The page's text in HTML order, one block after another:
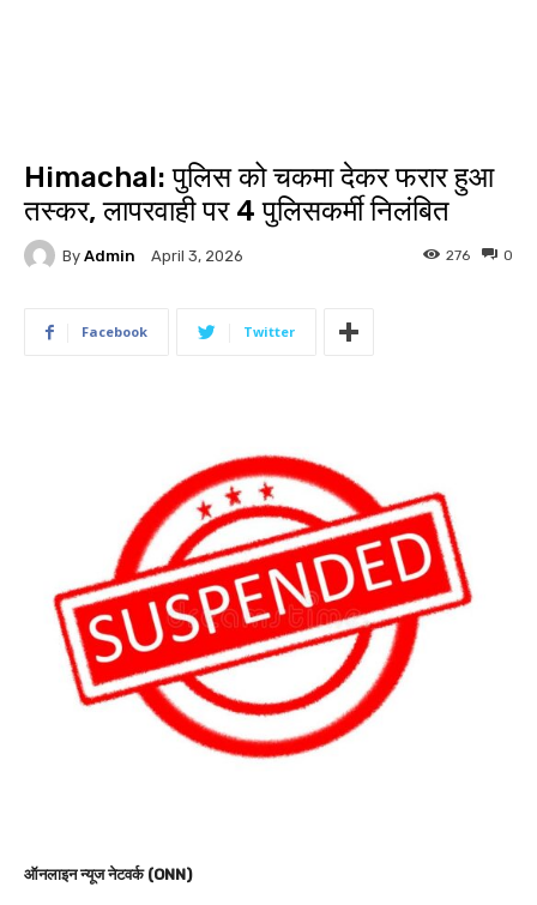
Himachal: पुलिस को चकमा देकर फरार हुआ
तस्कर, लापरवाही पर 4 पुलिसकर्मी निलंबित
By Admin April 3, 2026 0
276
Facebook Twitter
ऑनलाइन न्यूज नेटवर्क (ONN)